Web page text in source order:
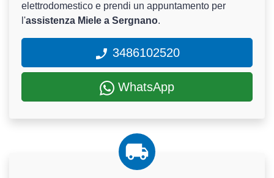
elettrodomestico e prendi un appuntamento per
l'assistenza Miele a Sergnano.
3486102520
WhatsApp